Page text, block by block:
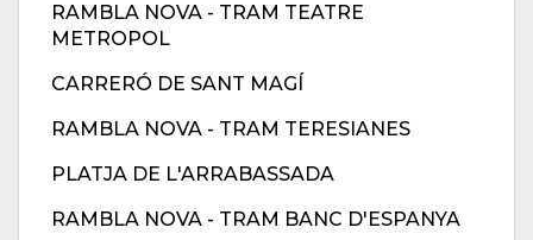
RAMBLA NOVA - TRAM TEATRE
METROPOL
CARRERÓ DE SANT MAGÍ
RAMBLA NOVA - TRAM TERESIANES
PLATJA DE L'ARRABASSADA
RAMBLA NOVA - TRAM BANC D'ESPANYA